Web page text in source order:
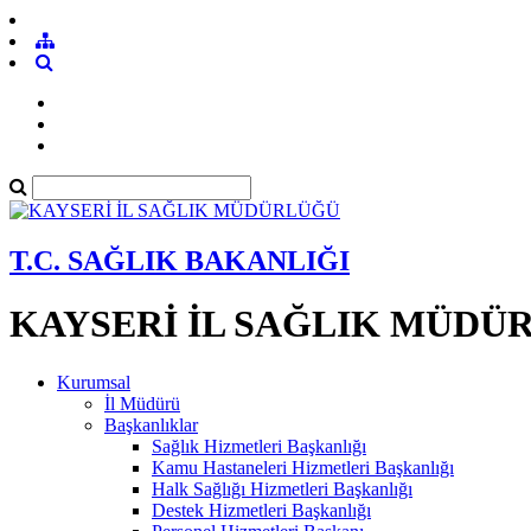
T.C. SAĞLIK BAKANLIĞI
KAYSERİ İL SAĞLIK
Kurumsal
İl Müdürü
Başkanlıklar
Sağlık Hizmetleri Başkanlığı
Kamu Hastaneleri Hizmetleri Başkanlığı
Halk Sağlığı Hizmetleri Başkanlığı
Destek Hizmetleri Başkanlığı